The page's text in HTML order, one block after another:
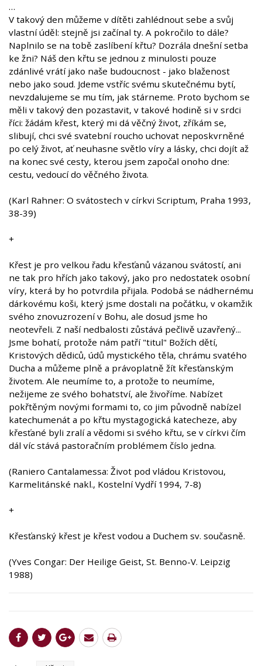
…
V takový den můžeme v dítěti zahlédnout sebe a svůj
vlastní úděl: stejně jsi začínal ty. A pokročilo to dále?
Naplnilo se na tobě zaslíbení křtu? Dozrála dnešní setba
ke žni? Náš den křtu se jednou z minulosti pouze
zdánlivé vrátí jako naše budoucnost - jako blaženost
nebo jako soud. Jdeme vstříc svému skutečnému bytí,
nevzdalujeme se mu tím, jak stárneme. Proto bychom se
měli v takový den pozastavit, v takové hodině si v srdci
říci: žádám křest, který mi dá věčný život, zříkám se,
slibují, chci své svatební roucho uchovat neposkvrněné
po celý život, ať neuhasne světlo víry a lásky, chci dojít až
na konec své cesty, kterou jsem započal onoho dne:
cestu, vedoucí do věčného života.
(Karl Rahner: O svátostech v církvi Scriptum, Praha 1993,
38-39)
+
Křest je pro velkou řadu křesťanů vázanou svátostí, ani
ne tak pro hřích jako takový, jako pro nedostatek osobní
víry, která by ho potvrdila přijala. Podobá se nádhernému
dárkovému koši, který jsme dostali na počátku, v okamžik
svého znovuzrození v Bohu, ale dosud jsme ho
neotevřeli. Z naší nedbalosti zůstává pečlivě uzavřený...
Jsme bohatí, protože nám patří "titul" Božích dětí,
Kristových dědiců, údů mystického těla, chrámu svatého
Ducha a můžeme plně a právoplatně žít křesťanským
životem. Ale neumíme to, a protože to neumíme,
nežijeme ze svého bohatství, ale živoříme. Nabízet
pokřtěným novými formami to, co jim původně nabízel
katechumenát a po křtu mystagogická katecheze, aby
křesťané byli zralí a vědomi si svého křtu, se v církvi čím
dál víc stává pastoračním problémem číslo jedna.
(Raniero Cantalamessa: Život pod vládou Kristovou,
Karmelitánské nakl., Kostelní Vydří 1994, 7-8)
+
Křesťanský křest je křest vodou a Duchem sv. současně.
(Yves Congar: Der Heilige Geist, St. Benno-V. Leipzig
1988)